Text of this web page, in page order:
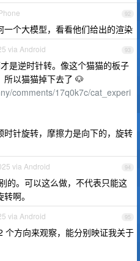
92
个大模型，看看他们给出的渲染
93
via Android
是逆时针转。像这个猫猫的板子
所以猫猫掉下去了 🐶
comments/17q0k7c/cat_experi
针旋转，摩擦力是向下的，旋转
94
via Android
的。可以这么做，不代表只能这
啊。
95
via Android
个方向来观察，能分别映证我关于